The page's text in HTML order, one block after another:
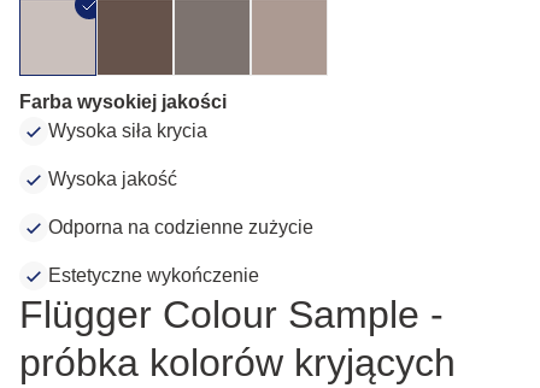
Farba wysokiej jakości
Wysoka siła krycia
Wysoka jakość
Odporna na codzienne zużycie
Estetyczne wykończenie
Flügger Colour Sample -
próbka kolorów kryjących